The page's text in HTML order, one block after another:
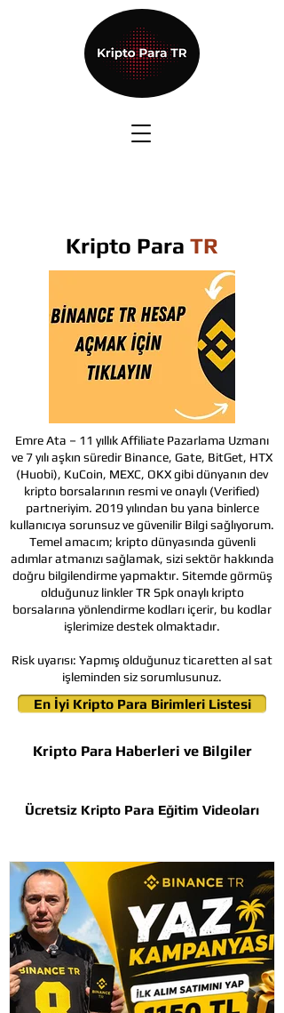
Ücretsiz Kripto Para Eğitim Videoları
Kripto Para Haberleri ve Bilgiler
En İyi Kripto Para Birimleri Listesi
Kripto Para TR
Emre Ata – 11 yıllık Affiliate Pazarlama Uzmanı
ve 7 yılı aşkın süredir Binance, Gate, BitGet, HTX
(Huobi), KuCoin, MEXC, OKX gibi dünyanın dev
kripto borsalarının resmi ve onaylı (Verified)
partneriyim. 2019 yılından bu yana binlerce
kullanıcıya sorunsuz ve güvenilir Bilgi sağlıyorum.
Temel amacım; kripto dünyasında güvenli
adımlar atmanızı sağlamak, sizi sektör hakkında
doğru bilgilendirme yapmaktır. Sitemde görmüş
olduğunuz linkler TR Spk onaylı kripto
borsalarına yönlendirme kodları içerir, bu kodlar
işlerimize destek olmaktadır.
Risk uyarısı: Yapmış olduğunuz ticaretten al sat
işleminden siz sorumlusunuz.